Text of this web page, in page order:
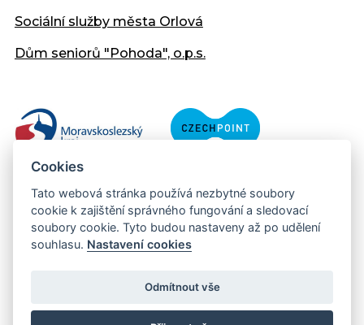
Sociální služby města Orlová
Dům seniorů "Pohoda", o.p.s.
Copyright © 2013 - 2026 Městský úřad Orlová
Cookies
Tato webová stránka používá nezbytné soubory
cookie k zajištění správného fungování a sledovací
soubory cookie. Tyto budou nastaveny až po udělení
souhlasu. Nastavení cookies
Odmítnout vše